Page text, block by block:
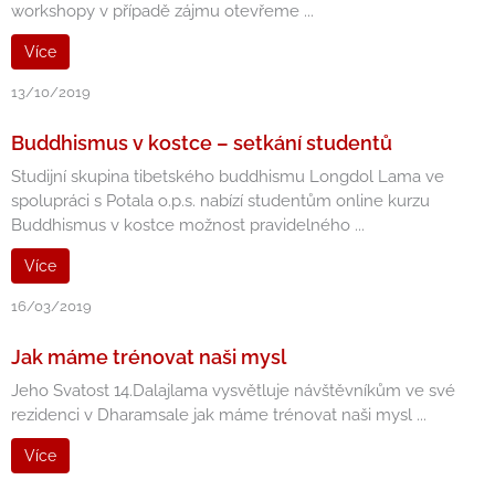
workshopy v případě zájmu otevřeme ...
Více
13/10/2019
Buddhismus v kostce – setkání studentů
Studijní skupina tibetského buddhismu Longdol Lama ve
spolupráci s Potala o.p.s. nabízí studentům online kurzu
Buddhismus v kostce možnost pravidelného ...
Více
16/03/2019
Jak máme trénovat naši mysl
Jeho Svatost 14.Dalajlama vysvětluje návštěvníkům ve své
rezidenci v Dharamsale jak máme trénovat naši mysl ...
Více